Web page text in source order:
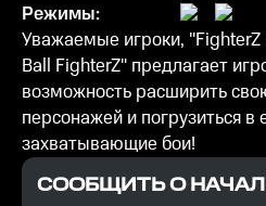
Режимы:
Уважаемые игроки,
Ball FighterZ" предлагает
возможность расширить
персонажей и погрузиться в
захватывающие бои!
СООБЩИТЬ О